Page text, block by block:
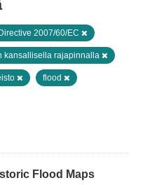
Directive 2007/60/EC
kansallisella rajapinnalla
flood
Flood Maps